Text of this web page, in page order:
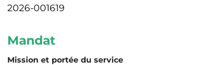
2026-001619
Mandat
Mission et portée du service